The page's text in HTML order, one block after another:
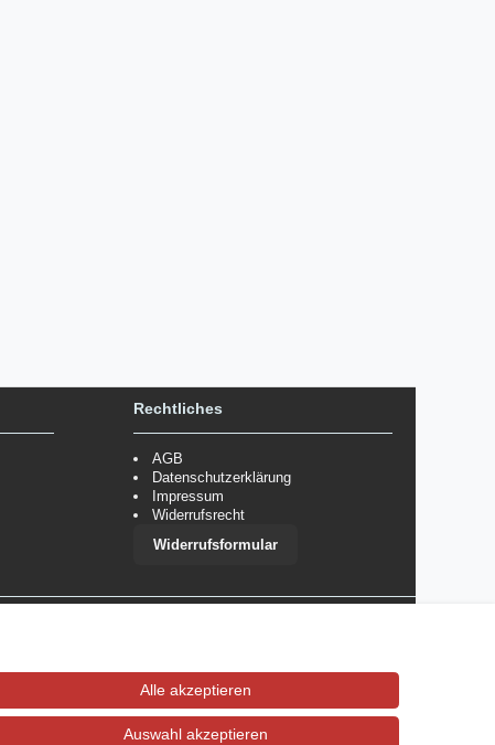
Rechtliches
AGB
Datenschutzerklärung
Impressum
Widerrufsrecht
Widerrufsformular
Alle akzeptieren
Auswahl akzeptieren